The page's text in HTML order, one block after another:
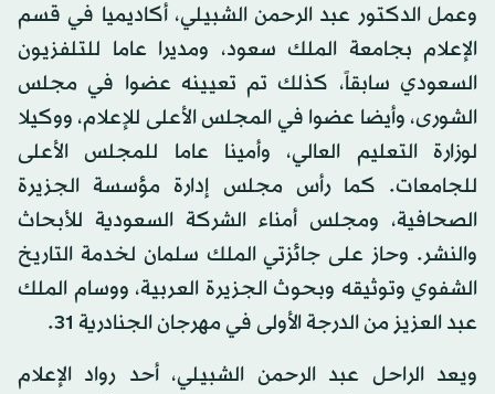
وعمل الدكتور عبد الرحمن الشبيلي، أكاديميا في قسم
الإعلام بجامعة الملك سعود، ومديرا عاما للتلفزيون
السعودي سابقاً، كذلك تم تعيينه عضوا في مجلس
الشورى، وأيضا عضوا في المجلس الأعلى للإعلام، ووكيلا
لوزارة التعليم العالي، وأمينا عاما للمجلس الأعلى
للجامعات. كما رأس مجلس إدارة مؤسسة الجزيرة
الصحافية، ومجلس أمناء الشركة السعودية للأبحاث
والنشر. وحاز على جائزتي الملك سلمان لخدمة التاريخ
الشفوي وتوثيقه وبحوث الجزيرة العربية، ووسام الملك
عبد العزيز من الدرجة الأولى في مهرجان الجنادرية 31.
ويعد الراحل عبد الرحمن الشبيلي، أحد رواد الإعلام